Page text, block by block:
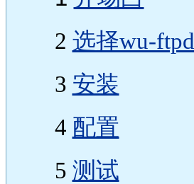
2 选择wu-ftpd
3 安装
4 配置
5 测试